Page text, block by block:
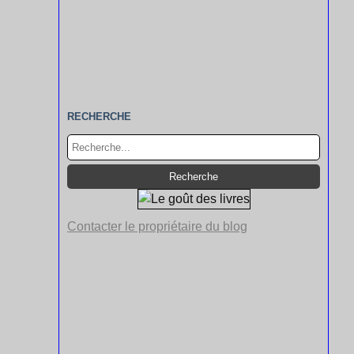
RECHERCHE
Contacter le propriétaire du blog